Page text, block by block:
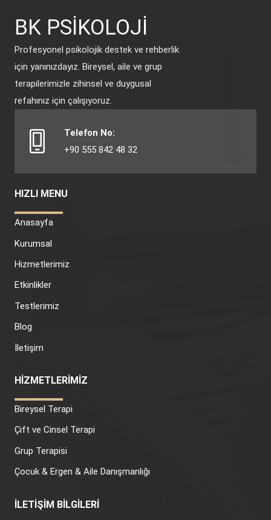
BK PSİKOLOJİ
Profesyonel psikolojik destek ve rehberlik
için yanınızdayız. Bireysel, aile ve grup
terapilerimizle zihinsel ve duygusal
refahınız için çalışıyoruz.
Telefon No:
+90 555 842 48 32
HIZLI MENU
Anasayfa
Kurumsal
Hizmetlerimiz
Etkinlikler
Testlerimiz
Blog
İletişim
HİZMETLERİMİZ
Bireysel Terapi
Çift ve Cinsel Terapi
Grup Terapisi
Çocuk & Ergen & Aile Danışmanlığı
İLETİŞİM BİLGİLERİ